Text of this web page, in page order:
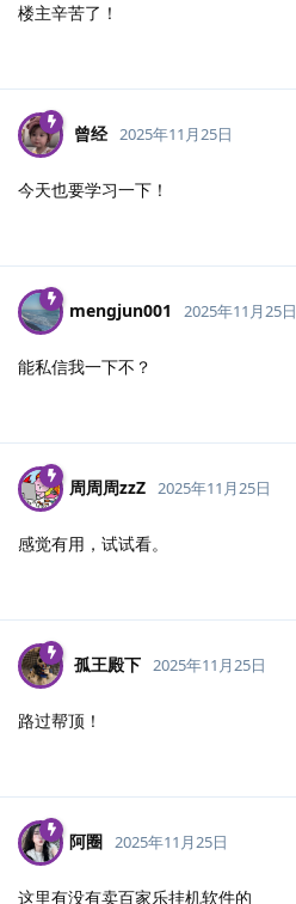
楼主辛苦了！
曾经 2025年11月25日
今天也要学习一下！
mengjun001 2025年11月25日
能私信我一下不？
周周周zzZ 2025年11月25日
感觉有用，试试看。
孤王殿下 2025年11月25日
路过帮顶！
阿圈 2025年11月25日
这里有没有卖百家乐挂机软件的